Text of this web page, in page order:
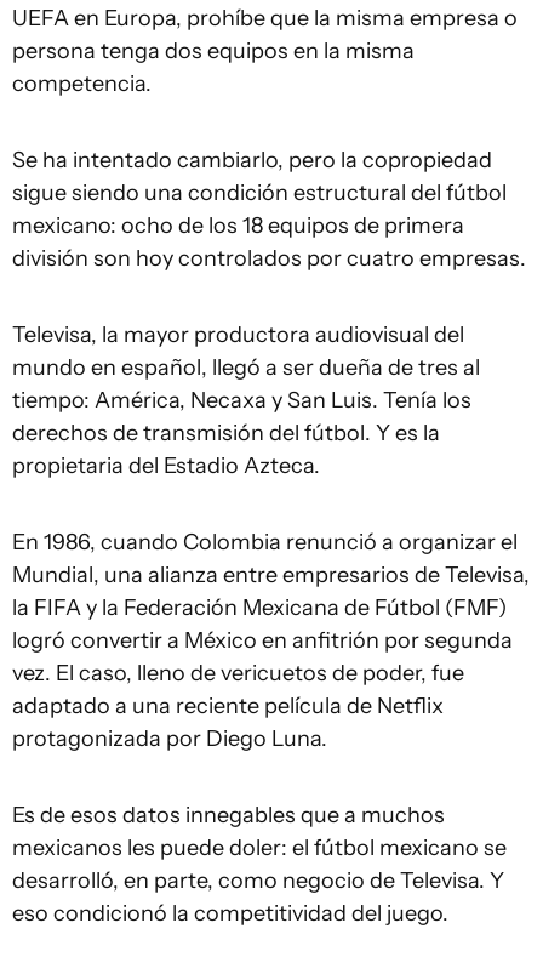
UEFA en Europa, prohíbe que la misma empresa o
persona tenga dos equipos en la misma
competencia.
Se ha intentado cambiarlo, pero la copropiedad
sigue siendo una condición estructural del fútbol
mexicano: ocho de los 18 equipos de primera
división son hoy controlados por cuatro empresas.
Televisa, la mayor productora audiovisual del
mundo en español, llegó a ser dueña de tres al
tiempo: América, Necaxa y San Luis. Tenía los
derechos de transmisión del fútbol. Y es la
propietaria del Estadio Azteca.
En 1986, cuando Colombia renunció a organizar el
Mundial, una alianza entre empresarios de Televisa,
la FIFA y la Federación Mexicana de Fútbol (FMF)
logró convertir a México en anfitrión por segunda
vez. El caso, lleno de vericuetos de poder, fue
adaptado a una reciente película de Netflix
protagonizada por Diego Luna.
Es de esos datos innegables que a muchos
mexicanos les puede doler: el fútbol mexicano se
desarrolló, en parte, como negocio de Televisa. Y
eso condicionó la competitividad del juego.